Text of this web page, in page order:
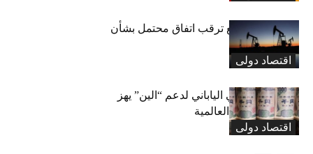
اقتصاد دولی
النفط يتراجع مع ترقب اتفاق محتمل بشأن
مضيق هرمز
اقتصاد دولی
التدخل الأميركي الياباني لدعم “الين” يهز
أسواق العملات العالمية